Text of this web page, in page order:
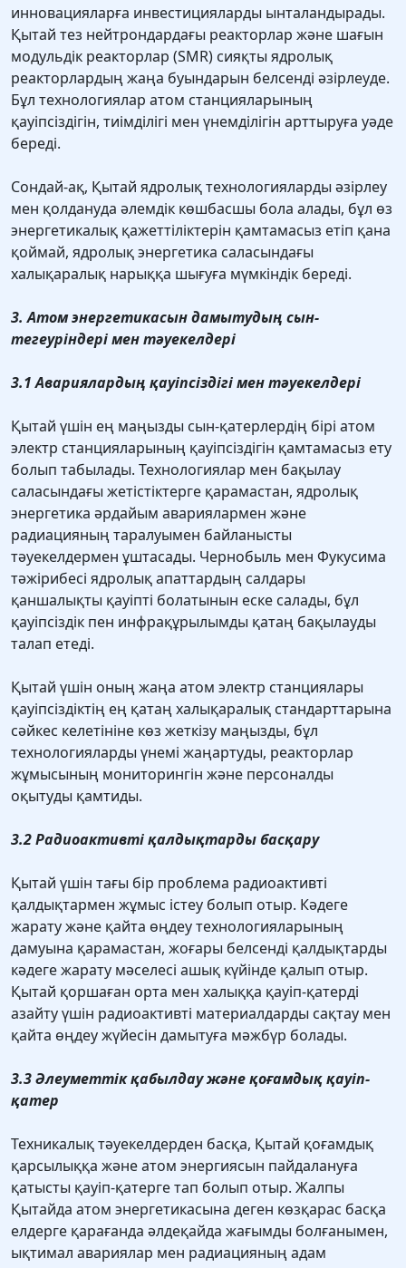
инновацияларға инвестицияларды ынталандырады.
Қытай тез нейтрондардағы реакторлар және шағын
модульдік реакторлар (SMR) сияқты ядролық
реакторлардың жаңа буындарын белсенді әзірлеуде.
Бұл технологиялар атом станцияларының
қауіпсіздігін, тиімділігі мен үнемділігін арттыруға уәде
береді.
Сондай-ақ, Қытай ядролық технологияларды әзірлеу
мен қолдануда әлемдік көшбасшы бола алады, бұл өз
энергетикалық қажеттіліктерін қамтамасыз етіп қана
қоймай, ядролық энергетика саласындағы
халықаралық нарыққа шығуға мүмкіндік береді.
3. Атом энергетикасын дамытудың сын-
тегеуріндері мен тәуекелдері
3.1 Авариялардың қауіпсіздігі мен тәуекелдері
Қытай үшін ең маңызды сын-қатерлердің бірі атом
электр станцияларының қауіпсіздігін қамтамасыз ету
болып табылады. Технологиялар мен бақылау
саласындағы жетістіктерге қарамастан, ядролық
энергетика әрдайым авариялармен және
радиацияның таралуымен байланысты
тәуекелдермен ұштасады. Чернобыль мен Фукусима
тәжірибесі ядролық апаттардың салдары
қаншалықты қауіпті болатынын еске салады, бұл
қауіпсіздік пен инфрақұрылымды қатаң бақылауды
талап етеді.
Қытай үшін оның жаңа атом электр станциялары
қауіпсіздіктің ең қатаң халықаралық стандарттарына
сәйкес келетініне көз жеткізу маңызды, бұл
технологияларды үнемі жаңартуды, реакторлар
жұмысының мониторингін және персоналды
оқытуды қамтиды.
3.2 Радиоактивті қалдықтарды басқару
Қытай үшін тағы бір проблема радиоактивті
қалдықтармен жұмыс істеу болып отыр. Кәдеге
жарату және қайта өңдеу технологияларының
дамуына қарамастан, жоғары белсендi қалдықтарды
кәдеге жарату мәселесi ашық күйiнде қалып отыр.
Қытай қоршаған орта мен халыққа қауіп-қатерді
азайту үшін радиоактивті материалдарды сақтау мен
қайта өңдеу жүйесін дамытуға мәжбүр болады.
3.3 Әлеуметтік қабылдау және қоғамдық қауіп-
қатер
Техникалық тәуекелдерден басқа, Қытай қоғамдық
қарсылыққа және атом энергиясын пайдалануға
қатысты қауіп-қатерге тап болып отыр. Жалпы
Қытайда атом энергетикасына деген көзқарас басқа
елдерге қарағанда әлдеқайда жағымды болғанымен,
ықтимал авариялар мен радиацияның адам